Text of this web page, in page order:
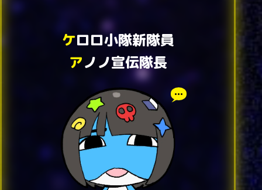
ケロロ小隊新隊員
アノノ宣伝隊長